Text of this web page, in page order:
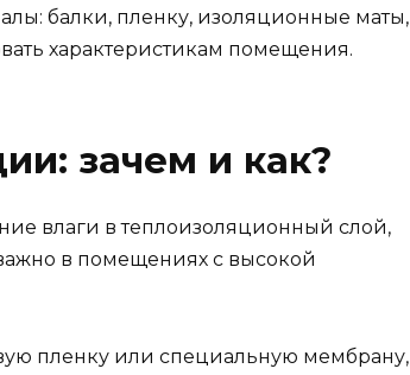
балки, пленку, изоляционные маты,
характеристикам помещения.
зачем и как?
влаги в теплоизоляционный слой,
в помещениях с высокой
пленку или специальную мембрану,